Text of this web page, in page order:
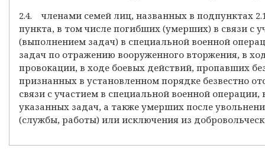
2.4. членами семей лиц, названных в подпунктах
пункта, в том числе погибших (умерших) в связи с
(выполнением задач) в специальной военной
задач по отражению вооруженного вторжения, в
провокации, в ходе боевых действий, пропавших
признанных в установленном порядке безвестно
связи с участием в специальной военной
указанных задач, а также умерших после
(службы, работы) или исключения из